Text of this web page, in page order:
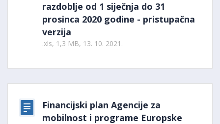
razdoblje od 1 siječnja do 31
prosinca 2020 godine - pristupačna
verzija
.xls, 1,3 MB, 13. 10. 2021.
Financijski plan Agencije za
mobilnost i programe Europske